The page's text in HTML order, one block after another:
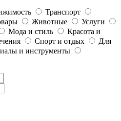
Транспорт
Животные
Услуги
Мода и стиль
Красота и
Спорт и отдых
Для
и инструменты